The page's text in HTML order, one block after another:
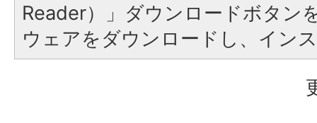
Reader）」ダウンロードボタン
ウェアをダウンロードし、イン